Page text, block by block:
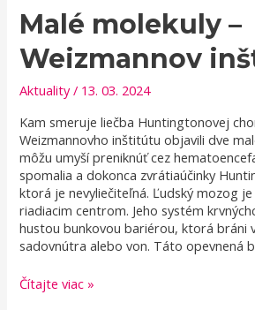
Desing
Therapeutics
Malé molekuly –
Weizmannov
Aktuality/ 13. 03. 2024
Kam smeruje liečba Huntingtonovej
Weizmannovho inštitútu objavili dve
môžu umyší preniknúť cez
spomalia a dokonca zvrátiaúčinky
ktorá je nevyliečiteľná. Ľudský mozog
riadiacim centrom. Jeho systém
hustou bunkovou bariérou, ktorá bráni
sadovnútra alebo von. Táto opevnená
Malé
Čítajte viac »